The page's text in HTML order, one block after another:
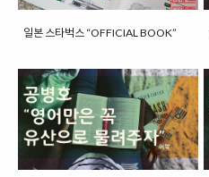
일본 스타벅스 “OFFICIAL BOOK”